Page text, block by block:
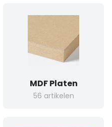
MDF Platen
56 artikelen